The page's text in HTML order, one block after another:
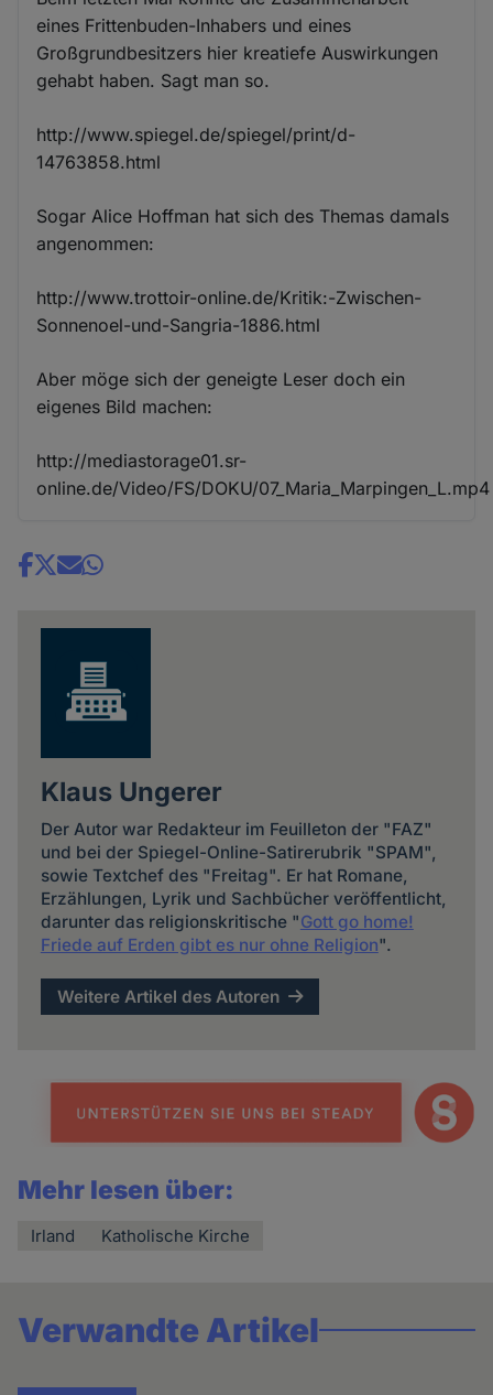
eines Frittenbuden-Inhabers und eines
Großgrundbesitzers hier kreatiefe Auswirkungen
gehabt haben. Sagt man so.
http://www.spiegel.de/spiegel/print/d-
14763858.html
Sogar Alice Hoffman hat sich des Themas damals
angenommen:
http://www.trottoir-online.de/Kritik:-Zwischen-
Sonnenoel-und-Sangria-1886.html
Aber möge sich der geneigte Leser doch ein
eigenes Bild machen:
http://mediastorage01.sr-
online.de/Video/FS/DOKU/07_Maria_Marpingen_L.mp4
Share
Klaus Ungerer
Der Autor war Redakteur im Feuilleton der "FAZ"
und bei der Spiegel-Online-Satirerubrik "SPAM",
sowie Textchef des "Freitag". Er hat Romane,
Erzählungen, Lyrik und Sachbücher veröffentlicht,
darunter das religionskritische "Gott go home!
Friede auf Erden gibt es nur ohne Religion".
Weitere Artikel des Autoren
Mehr lesen über:
Irland Katholische Kirche
Verwandte Artikel